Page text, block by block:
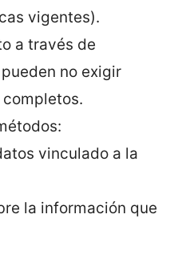
vigentes).
a través de
no exigir
vinculado a la
la información que